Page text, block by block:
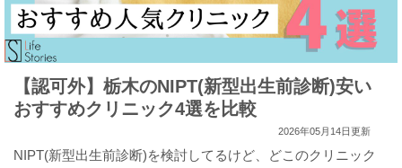
【認可外】栃木のNIPT(新型出生前診断)安い
おすすめクリニック4選を比較
2026年05月14日更新
NIPT(新型出生前診断)を検討してるけど、どこのクリニック